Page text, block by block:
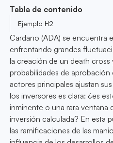
Tabla de contenido
Ejemplo H2
Cardano (ADA) se encuentra
enfrentando grandes
la creación de un death cross
probabilidades de aprobación
actores principales ajustan
los inversores es clara: ¿es
inminente o una rara ventana
inversión calculada? En esta
las ramificaciones de las